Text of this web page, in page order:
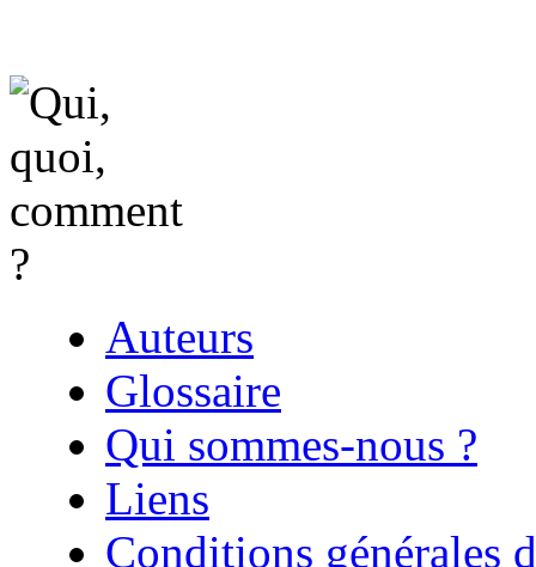
Auteurs
Glossaire
Qui sommes-nous ?
Liens
Conditions générales